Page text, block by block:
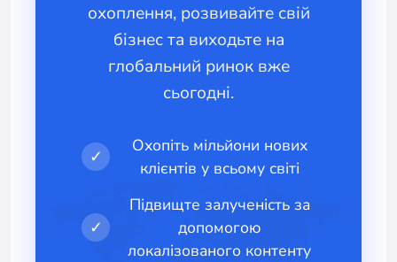
охоплення, розвивайте свій
бізнес та виходьте на
глобальний ринок вже
сьогодні.
✓
Охопіть мільйони нових
клієнтів у всьому світі
✓
Підвищте залученість за
допомогою
локалізованого контенту